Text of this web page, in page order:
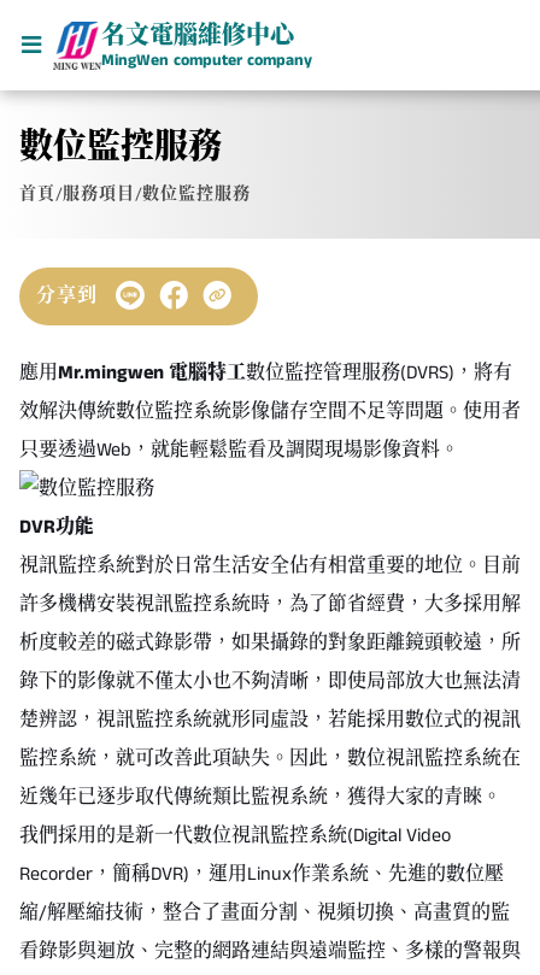
名文電腦維修中心
MingWen computer company
數位監控服務
首頁/服務項目/數位監控服務
分享到
應用Mr.mingwen 電腦特工數位監控管理服務(DVRS)，將有
效解決傳統數位監控系統影像儲存空間不足等問題。使用者
只要透過Web，就能輕鬆監看及調閱現場影像資料。
DVR功能
視訊監控系統對於日常生活安全佔有相當重要的地位。目前
許多機構安裝視訊監控系統時，為了節省經費，大多採用解
析度較差的磁式錄影帶，如果攝錄的對象距離鏡頭較遠，所
錄下的影像就不僅太小也不夠清晰，即使局部放大也無法清
楚辨認，視訊監控系統就形同虛設，若能採用數位式的視訊
監控系統，就可改善此項缺失。因此，數位視訊監控系統在
近幾年已逐步取代傳統類比監視系統，獲得大家的青睞。
我們採用的是新一代數位視訊監控系統(Digital Video
Recorder，簡稱DVR)，運用Linux作業系統、先進的數位壓
縮/解壓縮技術，整合了畫面分割、視頻切換、高畫質的監
看錄影與迴放、完整的網路連結與遠端監控、多樣的警報與